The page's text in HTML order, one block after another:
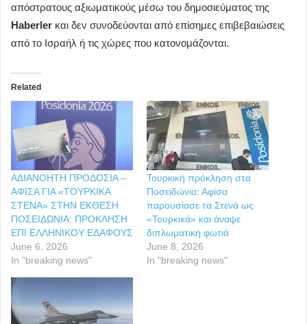
απόστρατους αξιωματικούς μέσω του δημοσιεύματος της
Haberler και δεν συνοδεύονται από επίσημες επιβεβαιώσεις
από το Ισραήλ ή τις χώρες που κατονομάζονται.
Related
ΑΔΙΑΝΟΗΤΗ ΠΡΟΔΟΣΙΑ –
ΑΦΙΣΑ ΓΙΑ «ΤΟΥΡΚΙΚΑ
ΣΤΕΝΑ» ΣΤΗΝ ΕΚΘΕΣΗ
ΠΟΣΕΙΔΩΝΙΑ: ΠΡΟΚΛΗΣΗ
ΕΠΙ ΕΛΛΗΝΙΚΟΥ ΕΔΑΦΟΥΣ
June 6, 2026
In "breaking news"
Τουρκική πρόκληση στα
Ποσειδώνια: Αφίσα
παρουσίασε τα Στενά ως
«Τουρκικά» και άναψε
διπλωματική φωτιά
June 8, 2026
In "breaking news"